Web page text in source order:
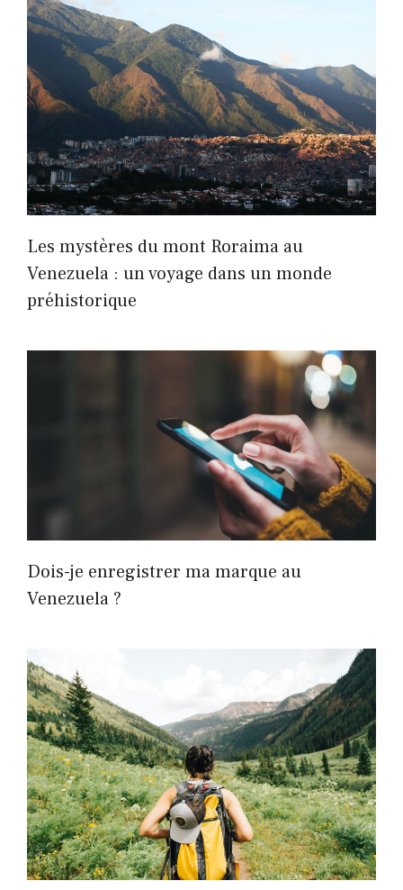
Les mystères du mont Roraima au
Venezuela : un voyage dans un monde
préhistorique
Dois-je enregistrer ma marque au
Venezuela ?